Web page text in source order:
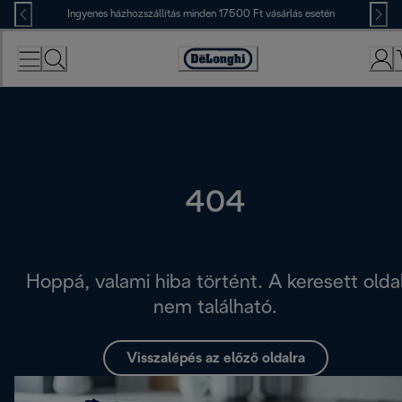
Skip
to
Content
Ingyenes házhozszállítás minden 17500 Ft vásárlás esetén
Accessibility
Statement
404
Hoppá, valami hiba történt. A keresett
nem található.
Visszalépés az előző oldalra